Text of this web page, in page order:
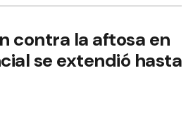
contra la aftosa en
se extendió hasta